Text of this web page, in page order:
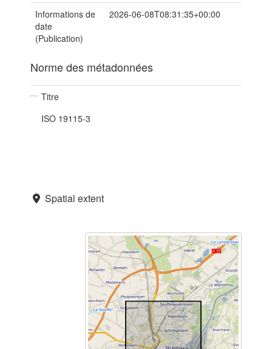
Informations de
date
(Publication)
2026-06-08T08:31:35+00:00
Norme des métadonnées
Titre
ISO 19115-3
Spatial extent